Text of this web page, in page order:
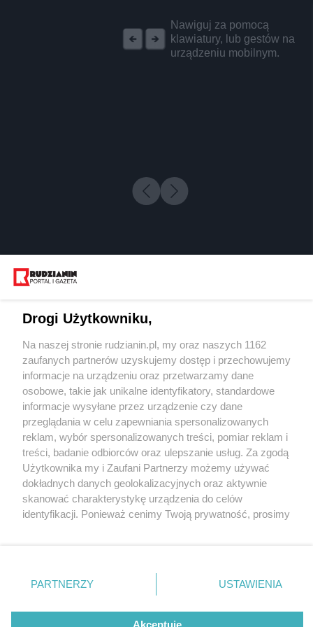
Nawiguj za pomocą
klawiatury, lub gestów na
urządzeniu mobilnym.
3 / 0
Wydawca mediów
Nie zapomnij
zapoznać się z:
polityką prywatności regulamin korzystania z portali
Twojemiasto
Piekary Śląskie
Chorzów
Tarnowskie Góry
Gliwice
Skontakuj sięz nami
Kontakt
Wydawca
Redakcja
Drogi Użytkowniku,
Na naszej stronie rudzianin.pl, my oraz naszych 1162
zaufanych partnerów uzyskujemy dostęp i przechowujemy
informacje na urządzeniu oraz przetwarzamy dane
osobowe, takie jak unikalne identyfikatory, standardowe
informacje wysyłane przez urządzenie czy dane
przeglądania w celu zapewniania spersonalizowanych
reklam, wybór spersonalizowanych treści, pomiar reklam i
treści, badanie odbiorców oraz ulepszanie usług. Za zgodą
Użytkownika my i Zaufani Partnerzy możemy używać
dokładnych danych geolokalizacyjnych oraz aktywnie
skanować charakterystykę urządzenia do celów
identyfikacji. Ponieważ cenimy Twoją prywatność, prosimy
prywatności znajdujący się w lewym dolnym rogu strony
. Niektóre rodzaje przetwarzania danych nie wymagają
zgody użytkownika, ale masz prawo sprzeciwić się
takiemu przetwarzaniu. Preferencje będą miały
PARTNERZY USTAWIENIA
Akceptuję